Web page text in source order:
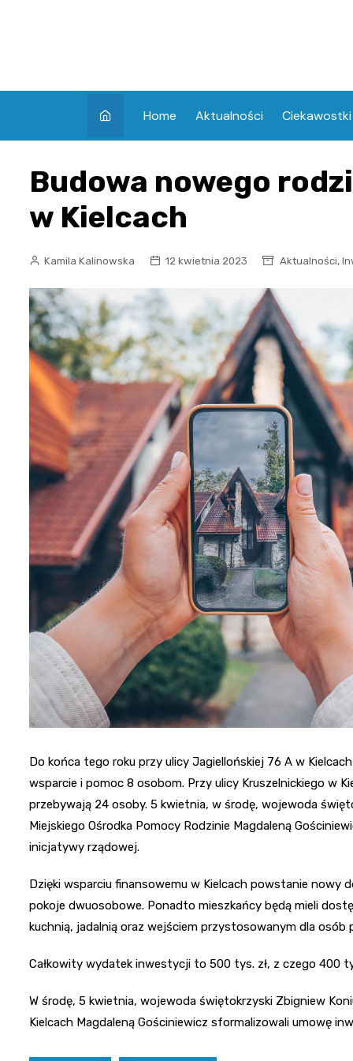
Home Aktualności Ciekawostki
Budowa nowego
w Kielcach
Kamila Kalinowska 12 kwietnia 2023 Aktualności,
Do końca tego roku przy ulicy Jagiellońskiej 76 A w
wsparcie i pomoc 8 osobom. Przy ulicy Kruszelnickiego w
przebywają 24 osoby. 5 kwietnia, w środę, wojewoda
Miejskiego Ośrodka Pomocy Rodzinie Magdaleną
inicjatywy rządowej.
Dzięki wsparciu finansowemu w Kielcach powstanie nowy
pokoje dwuosobowe. Ponadto mieszkańcy będą mieli
kuchnią, jadalnią oraz wejściem przystosowanym dla osób
Całkowity wydatek inwestycji to 500 tys. zł, z czego 400
W środę, 5 kwietnia, wojewoda świętokrzyski Zbigniew
Kielcach Magdaleną Gościniewicz sformalizowali umowę